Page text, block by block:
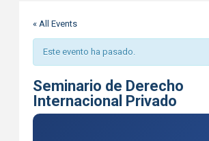
« All Events
Este evento ha pasado.
Seminario de Derecho
Internacional Privado